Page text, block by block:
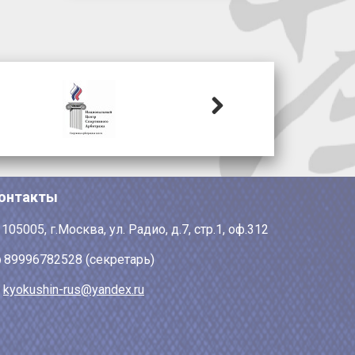
г.Москва, ул. Радио, д.7, стр.1, оф.312
89996782528 (секретарь)
kyokushin-rus@yandex.ru